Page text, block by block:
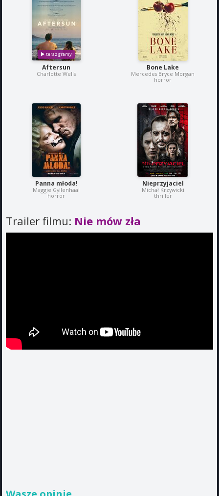
Aftersun
Charlotte Wells
Bone Lake
Mercedes Bryce Morgan
horror
Panna młoda!
Maggie Gyllenhaal
horror
Nieprzyjaciel
Michał Krzywicki
thriller
Trailer filmu: Nie mów zła